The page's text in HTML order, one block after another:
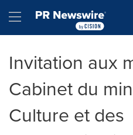
Hamburger menu
Invitation aux
Cabinet du
Culture et des